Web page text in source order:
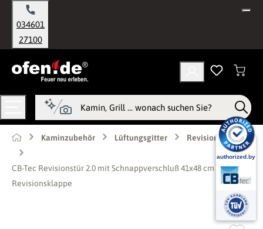
springen
034601
27100
Kaminzubehör Lüftungsgitter Revisionstüren
CB-Tec Revisionstür 2.0 mit Schnappverschluß 41x48 cm Ofentür
Revisionsklappe